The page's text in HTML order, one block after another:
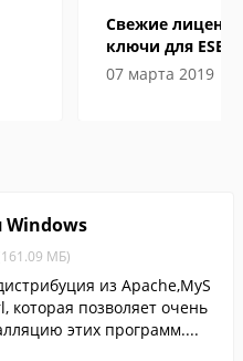
Свежие
ключи для ESET
Internet Security
07 марта 2019
Windows
МБ)
из Apache,MyS
которая позволяет очень
этих программ....